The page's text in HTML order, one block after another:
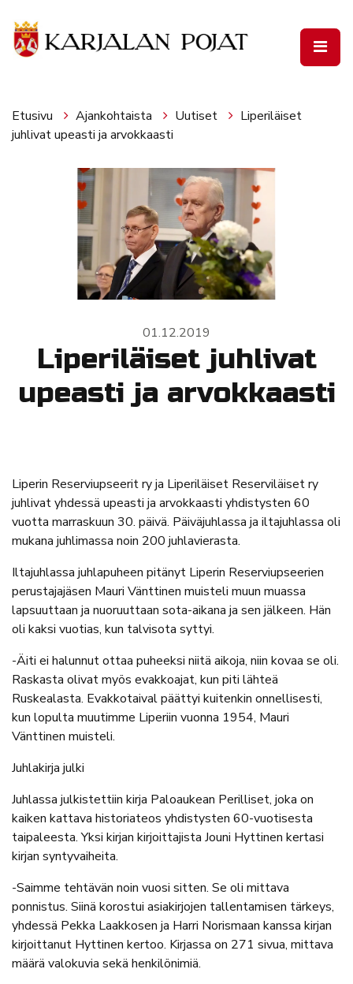
Etusivu Ajankohtaista Uutiset
Liperiläiset
juhlivat upeasti ja arvokkaasti
01.12.2019
Liperiläiset juhlivat
upeasti ja arvokkaasti
Liperin Reserviupseerit ry ja Liperiläiset Reserviläiset ry
juhlivat yhdessä upeasti ja arvokkaasti yhdistysten 60
vuotta marraskuun 30. päivä. Päiväjuhlassa ja iltajuhlassa oli
mukana juhlimassa noin 200 juhlavierasta.
Iltajuhlassa juhlapuheen pitänyt Liperin Reserviupseerien
perustajajäsen Mauri Vänttinen muisteli muun muassa
lapsuuttaan ja nuoruuttaan sota-aikana ja sen jälkeen. Hän
oli kaksi vuotias, kun talvisota syttyi.
-Äiti ei halunnut ottaa puheeksi niitä aikoja, niin kovaa se oli.
Raskasta olivat myös evakkoajat, kun piti lähteä
Ruskealasta. Evakkotaival päättyi kuitenkin onnellisesti,
kun lopulta muutimme Liperiin vuonna 1954, Mauri
Vänttinen muisteli.
Juhlakirja julki
Juhlassa julkistettiin kirja Paloaukean Perilliset, joka on
kaiken kattava historiateos yhdistysten 60-vuotisesta
taipaleesta. Yksi kirjan kirjoittajista Jouni Hyttinen kertasi
kirjan syntyvaiheita.
-Saimme tehtävän noin vuosi sitten. Se oli mittava
ponnistus. Siinä korostui asiakirjojen tallentamisen tärkeys,
yhdessä Pekka Laakkosen ja Harri Norismaan kanssa kirjan
kirjoittanut Hyttinen kertoo. Kirjassa on 271 sivua, mittava
määrä valokuvia sekä henkilönimiä.